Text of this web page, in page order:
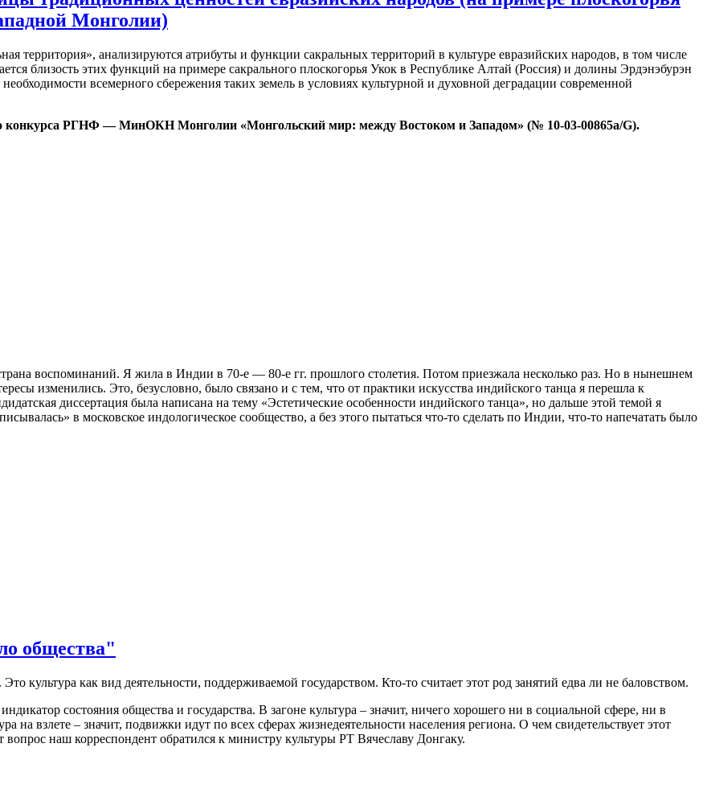
Монголии)
территория», анализируются атрибуты и функции сакральных территорий в культуре евразийских народов, в том числе
близость этих функций на примере сакрального плоскогорья Укок в Республике Алтай (Россия) и долины Эрдэнэбурэн
всемерного сбережения таких земель в условиях культурной и духовной деградации современной
конкурса РГНФ — МинОКН Монголии «Монгольский мир: между Востоком и Западом» (№ 10-03-00865а/G).
воспоминаний. Я жила в Индии в 70-е — 80-е гг. прошлого столетия. Потом приезжала несколько раз. Но в нынешнем
изменились. Это, безусловно, было связано и с тем, что от практики искусства индийского танца я перешла к
диссертация была написана на тему «Эстетические особенности индийского танца», но дальше этой темой я
в московское индологическое сообщество, а без этого пытаться что-то сделать по Индии, что-то напечатать было
общества"
культура как вид деятельности, поддерживаемой государством. Кто-то считает этот род занятий едва ли не баловством.
состояния общества и государства. В загоне культура – значит, ничего хорошего ни в социальной сфере, ни в
на взлете – значит, подвижки идут по всех сферах жизнедеятельности населения региона. О чем свидетельствует этот
наш корреспондент обратился к министру культуры РТ Вячеславу Донгаку.